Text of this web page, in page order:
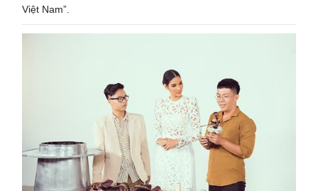
Việt Nam”.